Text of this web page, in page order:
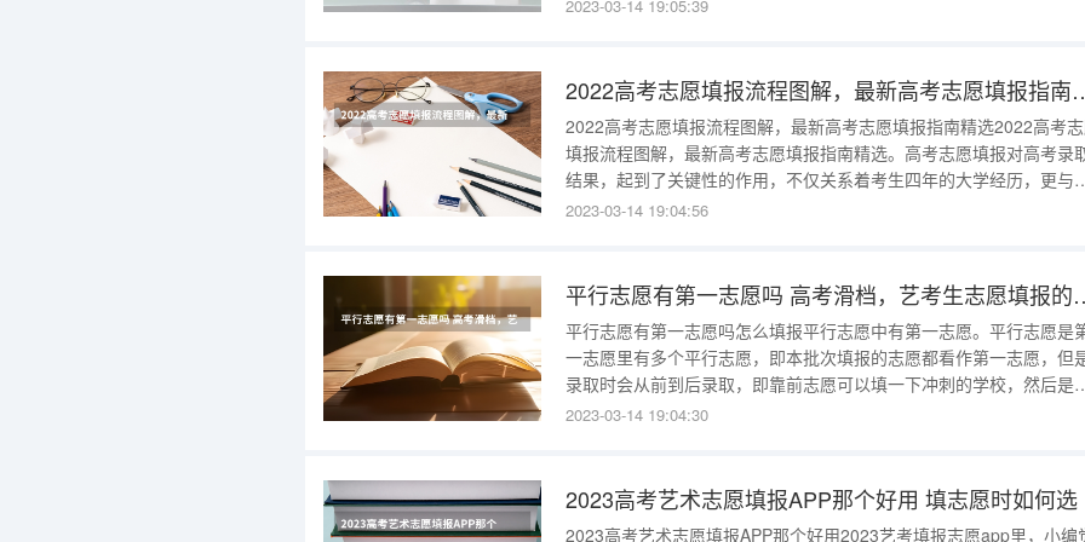
2023-03-14 19:05:39
2022高考志愿填报流程图解，
2022高考志愿填报流程图解，最新高考志愿填报指南精选2022高考
填报流程图解，最新高考志愿填报指南精选。高考志愿填报对高考录
结果，起到了关键性的作用，不仅关系着考生四年的大学经历，更与
生未来人生发展有着非常重要的关系。下面是小编给大家带来的2022高
2023-03-14 19:04:56
平行志愿有第一志愿
平行志愿有第一志愿吗怎么填报平行志愿中有第一志愿。平行志愿是
一志愿里有多个平行志愿，即本批次填报的志愿都看作第一志愿，但
录取时会从前到后录取，即靠前志愿可以填一下冲刺的学校，然后是
妥学校，之后是保底学校。平行志愿第一志愿怎么填报平行志愿第一志
接就填报保底志愿的做法
2023-03-14 19:04:30
2023高考艺术志愿填报APP那个好用 填志愿时如何选
2023高考艺术志愿填报APP那个好用2023艺考填报志愿app里，小编